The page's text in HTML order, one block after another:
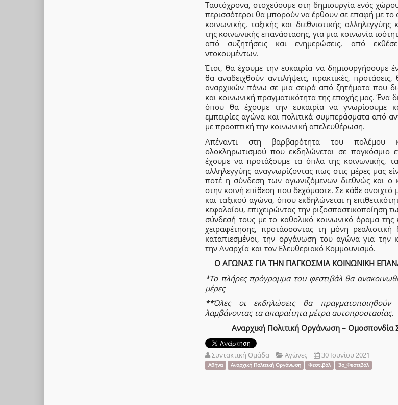
Ταυτόχρονα, στοχεύουμε στη δημιουργία ενός
περισσότεροι θα μπορούν να έρθουν σε επαφή με το
κοινωνικής, ταξικής και διεθνιστικής
της κοινωνικής επανάστασης, για μια κοινωνία
από συζητήσεις και ενημερώσεις, από
ντοκουμέντων.
Έτσι, θα έχουμε την ευκαιρία να δημιουργήσουμε
θα αναδειχθούν αντιλήψεις, πρακτικές,
αναρχικών πάνω σε μια σειρά από ζητήματα που
και κοινωνική πραγματικότητα της εποχής μας. Ένα
όπου θα έχουμε την ευκαιρία να γνωρίσουμε
εμπειρίες αγώνα και πολιτικά συμπεράσματα από
με προοπτική την κοινωνική απελευθέρωση.
Απέναντι στη βαρβαρότητα του πολέμου
ολοκληρωτισμού που εκδηλώνεται σε παγκόσμιο
έχουμε να προτάξουμε τα όπλα της κοινωνικής,
αλληλεγγύης αναγνωρίζοντας πως στις μέρες μας
ποτέ η σύνδεση των αγωνιζόμενων διεθνώς και ο
στην κοινή επίθεση που δεχόμαστε. Σε κάθε
και ταξικού αγώνα, όπου εκδηλώνεται η
κεφαλαίου, επιχειρώντας την ριζοσπαστικοποίηση
σύνδεσή τους με το καθολικό κοινωνικό όραμα της
χειραφέτησης, προτάσσοντας τη μόνη
καταπιεσμένοι, την οργάνωση του αγώνα για την
την Αναρχία και τον Ελευθεριακό Κομμουνισμό.
Ο ΑΓΩΝΑΣ ΓΙΑ ΤΗΝ ΠΑΓΚΟΣΜΙΑ ΚΟΙΝΩΝΙΚΗ
*Το πλήρες πρόγραμμα του φεστιβάλ θα
μέρες
**Όλες οι εκδηλώσεις θα
λαμβάνοντας τα απαραίτητα μέτρα αυτοπροστασίας.
Αναρχική Πολιτική Οργάνωση – Ομοσπονδία
Συντακτική Ομάδα Αγώνες 30 Ιουνίου 2021
Αθήνα Αναρχική Πολιτική Οργάνωση Φεστιβάλ 3ο_Φεστιβάλ